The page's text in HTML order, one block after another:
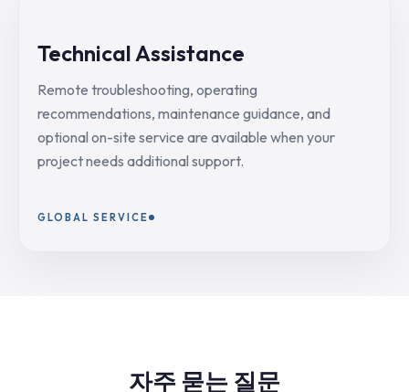
Technical Assistance
Remote troubleshooting, operating
recommendations, maintenance guidance, and
optional on-site service are available when your
project needs additional support.
GLOBAL SERVICE
자주 묻는 질문